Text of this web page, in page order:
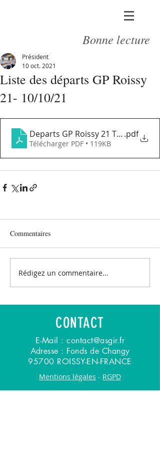
Bonne lecture
Liste des départs GP Roissy
21- 10/10/21
Président
10 oct. 2021
Departs GP Roissy 21 Tour 2 101021
.pdf
Télécharger PDF • 119KB
Commentaires
Rédigez un commentaire...
CONTACT
E-Mail :contact@asgir.fr
Adresse : Fonds de Changy
95700 ROISSY-EN-FRANCE
Mentions légales - RGPD